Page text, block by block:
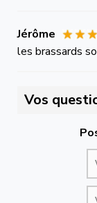
Jérôme
les brassards
Vos